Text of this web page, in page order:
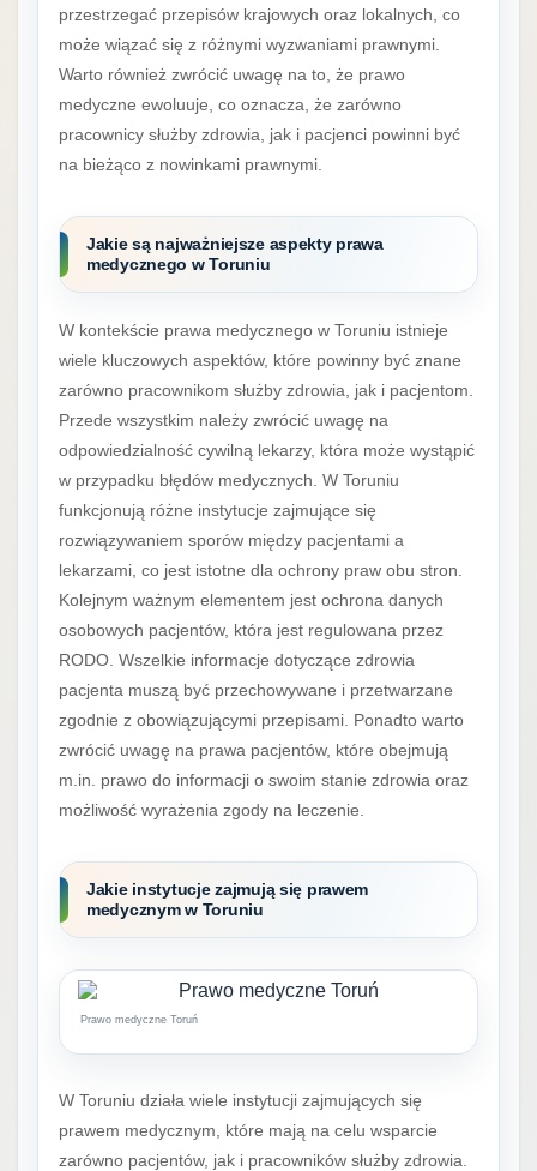
przestrzegać przepisów krajowych oraz lokalnych, co
może wiązać się z różnymi wyzwaniami prawnymi.
Warto również zwrócić uwagę na to, że prawo
medyczne ewoluuje, co oznacza, że zarówno
pracownicy służby zdrowia, jak i pacjenci powinni być
na bieżąco z nowinkami prawnymi.
Jakie są najważniejsze aspekty prawa
medycznego w Toruniu
W kontekście prawa medycznego w Toruniu istnieje
wiele kluczowych aspektów, które powinny być znane
zarówno pracownikom służby zdrowia, jak i pacjentom.
Przede wszystkim należy zwrócić uwagę na
odpowiedzialność cywilną lekarzy, która może wystąpić
w przypadku błędów medycznych. W Toruniu
funkcjonują różne instytucje zajmujące się
rozwiązywaniem sporów między pacjentami a
lekarzami, co jest istotne dla ochrony praw obu stron.
Kolejnym ważnym elementem jest ochrona danych
osobowych pacjentów, która jest regulowana przez
RODO. Wszelkie informacje dotyczące zdrowia
pacjenta muszą być przechowywane i przetwarzane
zgodnie z obowiązującymi przepisami. Ponadto warto
zwrócić uwagę na prawa pacjentów, które obejmują
m.in. prawo do informacji o swoim stanie zdrowia oraz
możliwość wyrażenia zgody na leczenie.
Jakie instytucje zajmują się prawem
medycznym w Toruniu
Prawo medyczne Toruń
W Toruniu działa wiele instytucji zajmujących się
prawem medycznym, które mają na celu wsparcie
zarówno pacjentów, jak i pracowników służby zdrowia.